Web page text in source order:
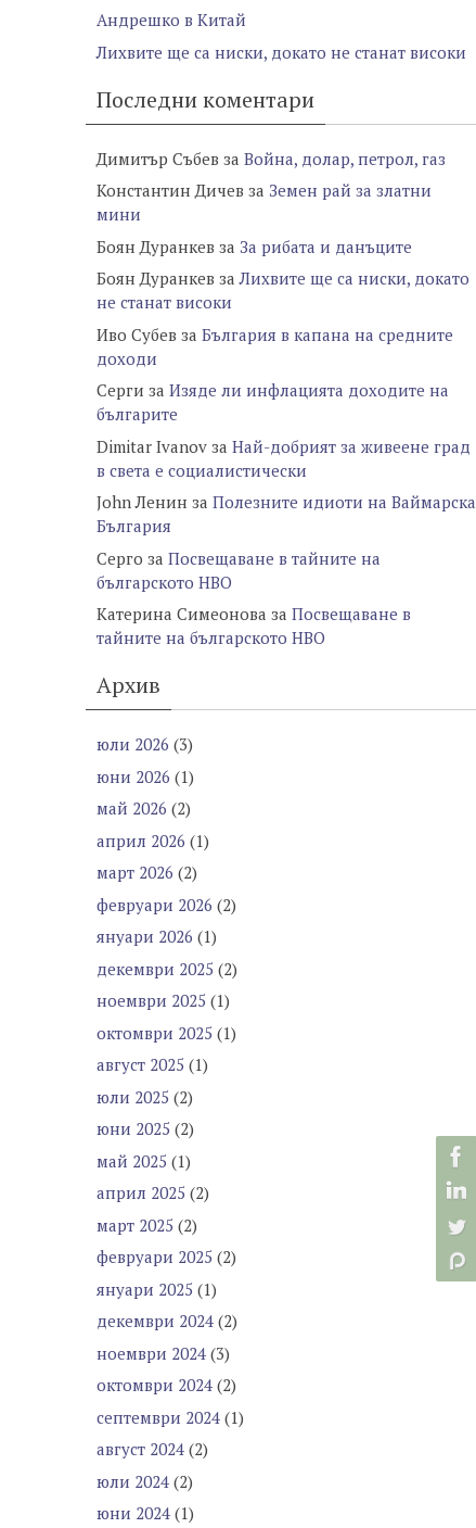
Андрешко в Китай
Лихвите ще са ниски, докато не станат високи
Последни коментари
Димитър Събев за Война, долар, петрол, газ
Константин Дичев за Земен рай за златни
мини
Боян Дуранкев за За рибата и данъците
Боян Дуранкев заЛихвите ще са ниски, докато
не станат високи
Иво Субев за България в капана на средните
доходи
Серги за Изяде ли инфлацията доходите на
българите
Dimitar Ivanov за Най-добрият за живеене град
в света е социалистически
John Ленин за Полезните идиоти на Ваймарска
България
Серго за Посвещаване в тайните на
българското НВО
Катерина Симеонова за Посвещаване в
тайните на българското НВО
Архив
юли 2026 (3)
юни 2026 (1)
май 2026 (2)
април 2026 (1)
март 2026 (2)
февруари 2026 (2)
януари 2026 (1)
декември 2025 (2)
ноември 2025 (1)
октомври 2025 (1)
август 2025 (1)
юли 2025 (2)
юни 2025 (2)
май 2025 (1)
април 2025 (2)
март 2025 (2)
февруари 2025 (2)
януари 2025 (1)
декември 2024 (2)
ноември 2024 (3)
октомври 2024 (2)
септември 2024 (1)
август 2024 (2)
юли 2024 (2)
юни 2024 (1)